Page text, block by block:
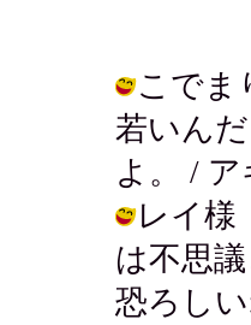
こでま
若いん
よ。 / ア
レイ様
は不思
恐ろし